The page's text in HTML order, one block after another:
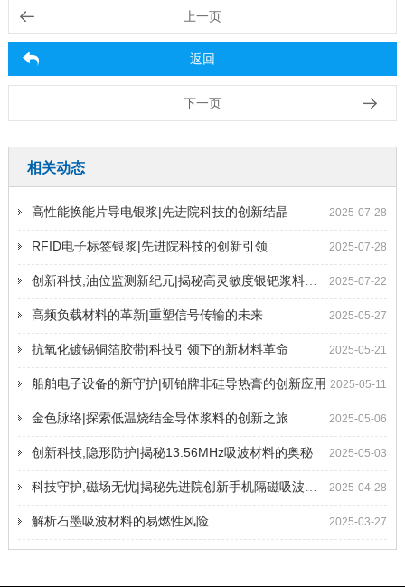
上一页
返回
下一页
相关动态
2025-07-28
高性能换能片导电银浆|先进院科技的创新结晶
2025-07-28
RFID电子标签银浆|先进院科技的创新引领
2025-07-22
创新科技,油位监测新纪元|揭秘高灵敏度银钯浆料的奥秘
2025-05-27
高频负载材料的革新|重塑信号传输的未来
2025-05-21
抗氧化镀锡铜箔胶带|科技引领下的新材料革命
2025-05-11
船舶电子设备的新守护|研铂牌非硅导热膏的创新应用
2025-05-06
金色脉络|探索低温烧结金导体浆料的创新之旅
2025-05-03
创新科技,隐形防护|揭秘13.56MHz吸波材料的奥秘
2025-04-28
科技守护,磁场无忧|揭秘先进院创新手机隔磁吸波贴片
2025-03-27
解析石墨吸波材料的易燃性风险